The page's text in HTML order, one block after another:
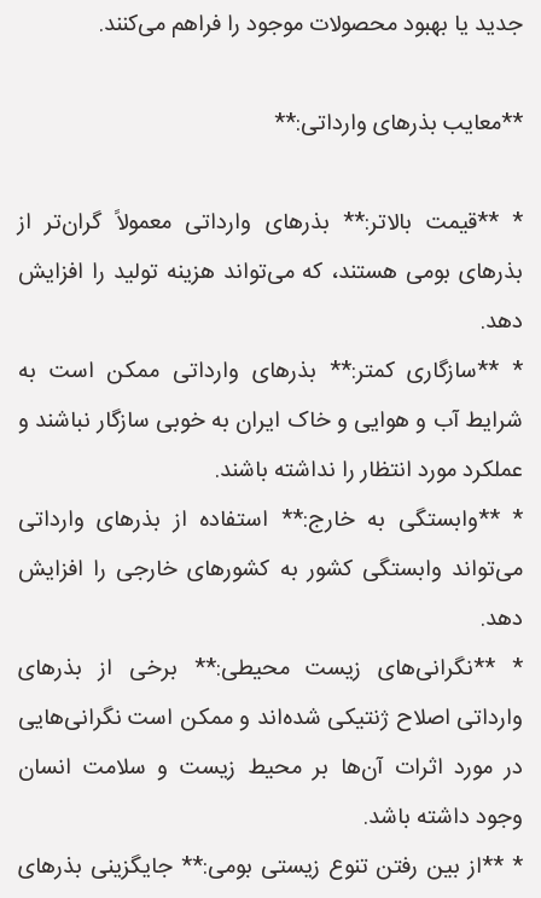
جدید یا بهبود محصولات موجود را فراهم می‌کنند.
**معایب بذرهای وارداتی:**
* **قیمت بالاتر:** بذرهای وارداتی معمولاً گران‌تر از
بذرهای بومی هستند، که می‌تواند هزینه تولید را افزایش
دهد.
* **سازگاری کمتر:** بذرهای وارداتی ممکن است به
شرایط آب و هوایی و خاک ایران به خوبی سازگار نباشند و
عملکرد مورد انتظار را نداشته باشند.
* **وابستگی به خارج:** استفاده از بذرهای وارداتی
می‌تواند وابستگی کشور به کشورهای خارجی را افزایش
دهد.
* **نگرانی‌های زیست محیطی:** برخی از بذرهای
وارداتی اصلاح ژنتیکی شده‌اند و ممکن است نگرانی‌هایی
در مورد اثرات آن‌ها بر محیط زیست و سلامت انسان
وجود داشته باشد.
* **از بین رفتن تنوع زیستی بومی:** جایگزینی بذرهای